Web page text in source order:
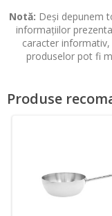
Notă: Deși depunem
informațiilor
caracter
produselor pot fi
Produse